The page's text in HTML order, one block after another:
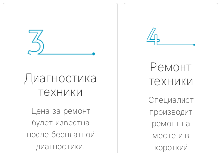
Диагностика
техники
Цена за ремонт
будет известна
после бесплатной
диагностики.
Ремонт
техники
Специалист
производит
ремонт на
месте и в
короткий